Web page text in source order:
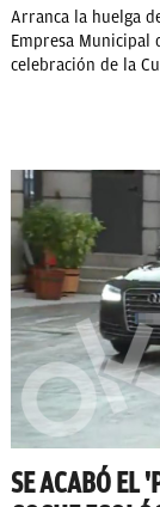
Arranca la huelga
Empresa Municipal
celebración de la
SE ACABÓ EL